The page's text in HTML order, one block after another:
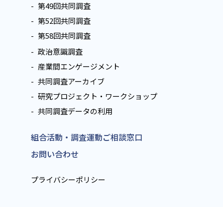
第49回共同調査
第52回共同調査
第58回共同調査
政治意識調査
産業間エンゲージメント
共同調査アーカイブ
研究プロジェクト・ワークショップ
共同調査データの利用
組合活動・調査運動ご相談窓口
お問い合わせ
プライバシーポリシー